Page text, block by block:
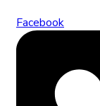
Facebook